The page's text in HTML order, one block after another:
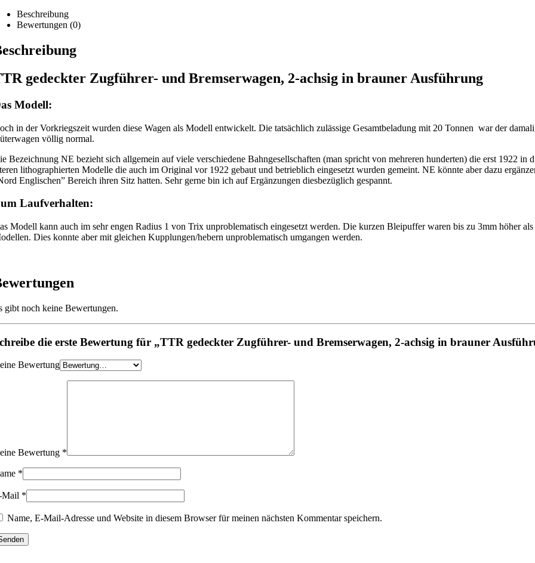
Beschreibung
Bewertungen (0)
gedeckter Zugführer- und Bremserwagen, 2-achsig in brauner Ausführung
Modell:
in der Vorkriegszeit wurden diese Wagen als Modell entwickelt. Die tatsächlich zulässige Gesamtbeladung mit 20 Tonnen war der
völlig normal.
Bezeichnung NE bezieht sich allgemein auf viele verschiedene Bahngesellschaften (man spricht von mehreren hunderten) die erst 1922
lithographierten Modelle die auch im Original vor 1922 gebaut und betrieblich eingesetzt wurden gemeint. NE könnte aber dazu
Englischen” Bereich ihren Sitz hatten. Sehr gerne bin ich auf Ergänzungen diesbezüglich gespannt.
Laufverhalten:
Modell kann auch im sehr engen Radius 1 von Trix unproblematisch eingesetzt werden. Die kurzen Bleipuffer waren bis zu 3mm höher
Dies konnte aber mit gleichen Kupplungen/hebern unproblematisch umgangen werden.
gibt noch keine Bewertungen.
die erste Bewertung für „TTR gedeckter Zugführer- und Bremserwagen, 2-achsig in brauner
Bewertung
Bewertung *
*
Mail *
Name, E-Mail-Adresse und Website in diesem Browser für meinen nächsten Kommentar speichern.